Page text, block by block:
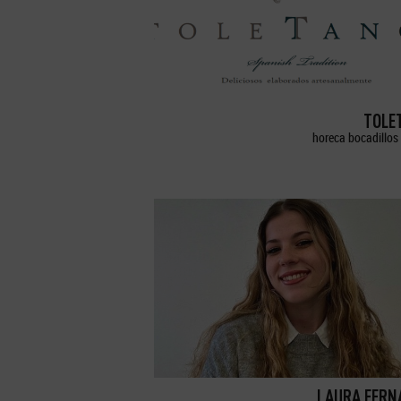
horeca
LAURA